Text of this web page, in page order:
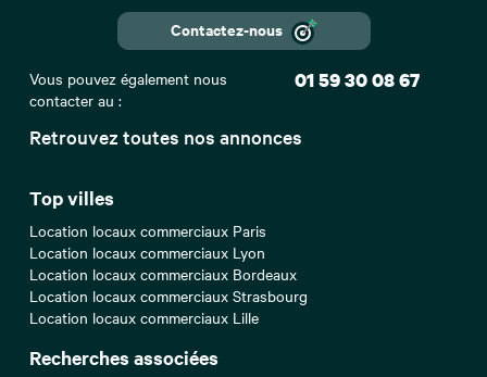
Retrouvez toutes nos annonces
Top villes
Location locaux commerciaux Paris
Location locaux commerciaux Lyon
Location locaux commerciaux Bordeaux
Location locaux commerciaux Strasbourg
Location locaux commerciaux Lille
Recherches associées
Contactez-nous
Vous pouvez également nous
contacter au :
01 59 30 08 67